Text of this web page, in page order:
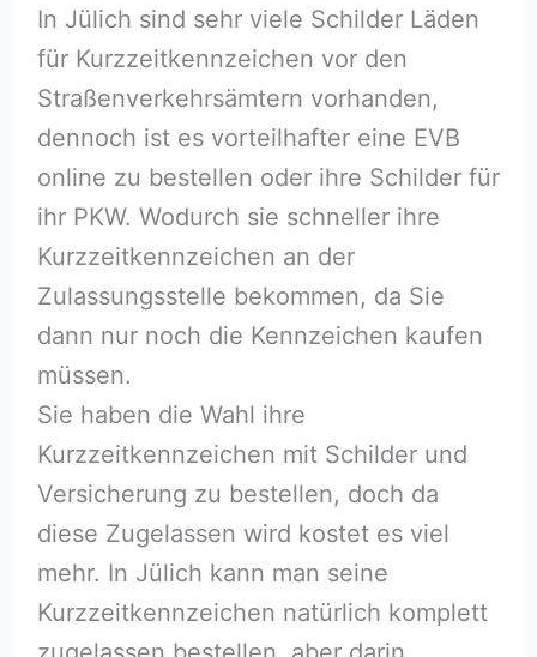
In Jülich sind sehr viele Schilder Läden
für Kurzzeitkennzeichen vor den
Straßenverkehrsämtern vorhanden,
dennoch ist es vorteilhafter eine EVB
online zu bestellen oder ihre Schilder für
ihr PKW. Wodurch sie schneller ihre
Kurzzeitkennzeichen an der
Zulassungsstelle bekommen, da Sie
dann nur noch die Kennzeichen kaufen
müssen.
Sie haben die Wahl ihre
Kurzzeitkennzeichen mit Schilder und
Versicherung zu bestellen, doch da
diese Zugelassen wird kostet es viel
mehr. In Jülich kann man seine
Kurzzeitkennzeichen natürlich komplett